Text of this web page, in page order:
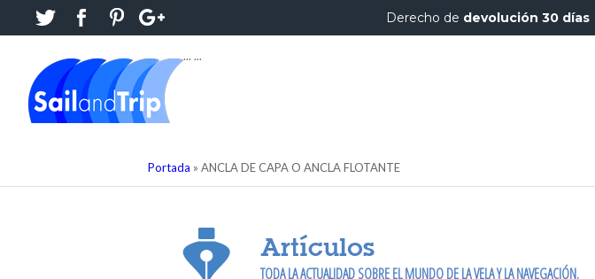
Derecho de devolución 30 días
... ...
Portada » ANCLA DE CAPA O ANCLA FLOTANTE
Artículos
TODA LA ACTUALIDAD SOBRE EL MUNDO DE LA VELA Y LA NAVEGACIÓN.